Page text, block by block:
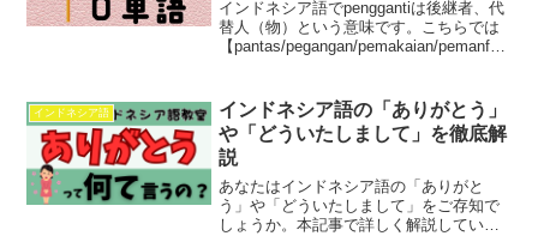
インドネシア語でpenggantiは後継者、代
替人（物）という意味です。こちらでは
【pantas/pegangan/pemakaian/pemanfaa
インドネシア語
インドネシア語の「ありがとう」
や「どういたしまして」を徹底解
説
あなたはインドネシア語の「ありがと
う」や「どういたしまして」をご存知で
しょうか。本記事で詳しく解説していま